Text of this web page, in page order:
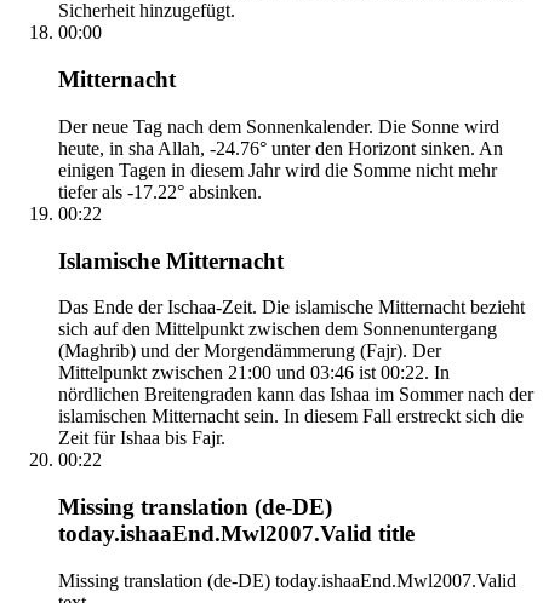
Sicherheit hinzugefügt.
00:00
Mitternacht
Der neue Tag nach dem Sonnenkalender. Die Sonne wird
heute, in sha Allah, -24.76° unter den Horizont sinken. An
einigen Tagen in diesem Jahr wird die Somme nicht mehr
tiefer als -17.22° absinken.
00:22
Islamische Mitternacht
Das Ende der Ischaa-Zeit. Die islamische Mitternacht bezieht
sich auf den Mittelpunkt zwischen dem Sonnenuntergang
(Maghrib) und der Morgendämmerung (Fajr). Der
Mittelpunkt zwischen 21:00 und 03:46 ist 00:22. In
nördlichen Breitengraden kann das Ishaa im Sommer nach der
islamischen Mitternacht sein. In diesem Fall erstreckt sich die
Zeit für Ishaa bis Fajr.
00:22
Missing translation (de-DE)
today.ishaaEnd.Mwl2007.Valid title
Missing translation (de-DE) today.ishaaEnd.Mwl2007.Valid